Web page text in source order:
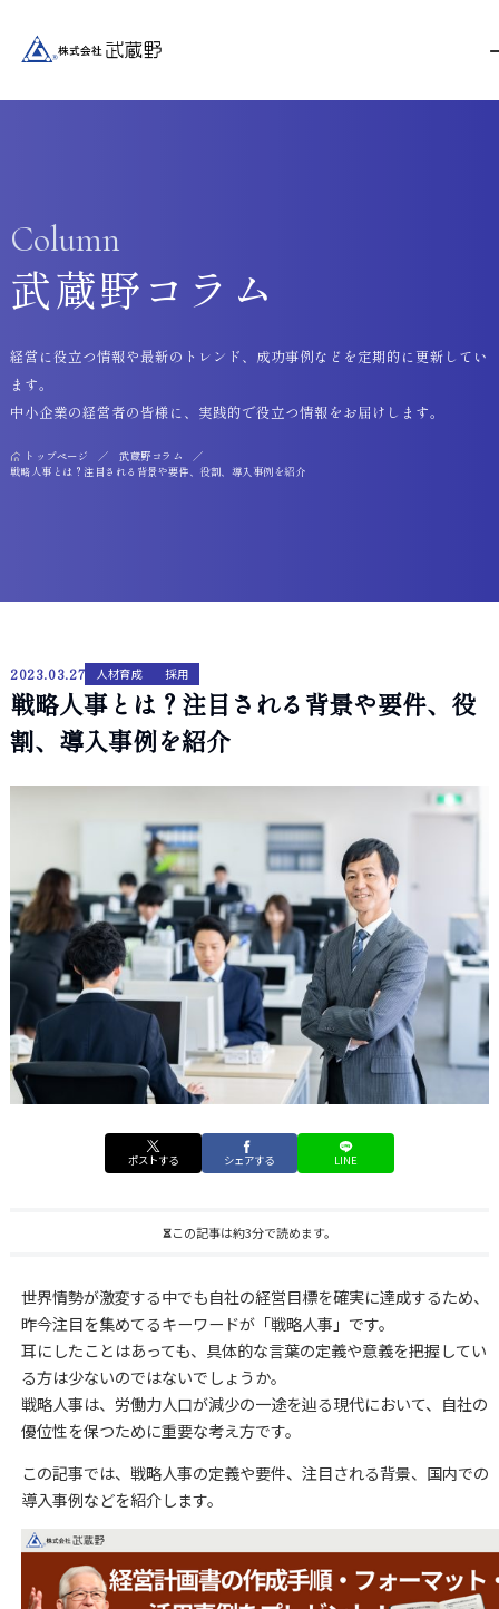
Column
武蔵野コラム
トップページ
武蔵野コラム
戦略人事とは？注目される背景や要件、役割、導入事例を紹介
経営に役立つ情報や最新のトレンド、成功事例などを定期的に更新してい
ます。
中小企業の経営者の皆様に、実践的で役立つ情報をお届けします。
2023.03.27 人材育成 採用
戦略人事とは？注目される背景や要件、役
割、導入事例を紹介
ポストする シェアする LINE
この記事は約3分で読めます。
世界情勢が激変する中でも自社の経営目標を確実に達成するため、
昨今注目を集めてるキーワードが「戦略人事」です。
耳にしたことはあっても、具体的な言葉の定義や意義を把握してい
る方は少ないのではないでしょうか。
戦略人事は、労働力人口が減少の一途を辿る現代において、自社の
優位性を保つために重要な考え方です。
この記事では、戦略人事の定義や要件、注目される背景、国内での
導入事例などを紹介します。